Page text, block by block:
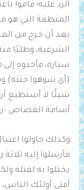
الرد عليه؛ قاموا
المنطقة التي هو
بعد أن خرج من
الشرعية، وطلبًا
سيارة، فأخذوه
(أي شوهوا جثته)
شيئًا لا أستطيع
أسامة القصاص -
وكذلك حاولوا
فأرسلوا إليه
يختلوا به لقتله
أفتى أولئك الناس،